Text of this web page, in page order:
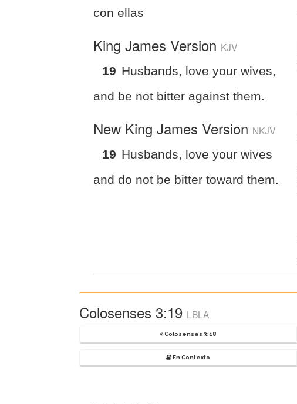
con ellas
King James Version KJV
19 Husbands, love your wives,
and be not bitter against them.
New King James Version NKJV
19 Husbands, love your wives
and do not be bitter toward them.
Colosenses 3:19 LBLA
Colosenses 3:18
En Contexto